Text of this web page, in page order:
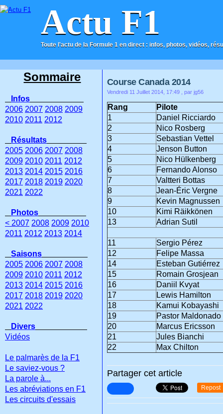
Actu F1
Toute l'actu de la Formule 1 en direct : infos, photos, vidéos,
ACCUEIL CONTACT
Course Canada 2014
Vendredi 11 Juillet 2014, 17:49 , par jg56
Rang
Pilote
1
Daniel Ricciardo
2
Nico Rosberg
3
Sebastian Vettel
4
Jenson Button
5
Nico Hülkenberg
6
Fernando Alonso
7
Valtteri Bottas
8
Jean-Éric Vergne
9
Kevin Magnussen
10
Kimi Räikkönen
13
Adrian Sutil
11
Sergio Pérez
12
Felipe Massa
14
Esteban Gutiérrez
15
Romain Grosjean
16
Daniil Kvyat
17
Lewis Hamilton
18
Kamui Kobayashi
19
Pastor Maldonado
20
Marcus Ericsson
21
Jules Bianchi
22
Max Chilton
Partager cet article
Repost
Sommaire
Infos
2006 2007 2008 2009
2010 2011 2012
Résultats
2005 2006 2007 2008
2009 2010 2011 2012
2013 2014 2015 2016
2017 2018 2019 2020
2021 2022
Photos
< 2007 2008 2009 2010
2011 2012 2013 2014
Saisons
2005 2006 2007 2008
2009 2010 2011 2012
2013 2014 2015 2016
2017 2018 2019 2020
2021 2022
Divers
Vidéos
Le palmarès de la F1
Le saviez-vous ?
La parole à...
Les abréviations en F1
Les circuits d'essais